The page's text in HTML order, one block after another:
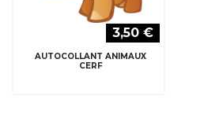
3,50 €
AUTOCOLLANT ANIMAUX
CERF